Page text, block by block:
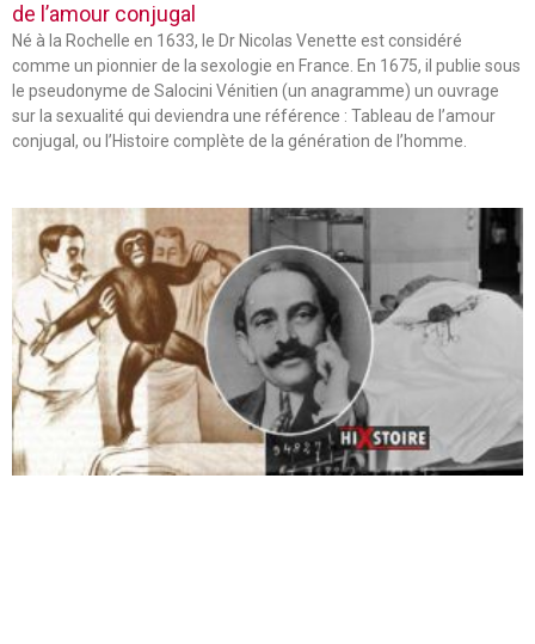
de l’amour conjugal
Né à la Rochelle en 1633, le Dr Nicolas Venette est considéré
comme un pionnier de la sexologie en France. En 1675, il publie sous
le pseudonyme de Salocini Vénitien (un anagramme) un ouvrage
sur la sexualité qui deviendra une référence : Tableau de l’amour
conjugal, ou l’Histoire complète de la génération de l’homme.